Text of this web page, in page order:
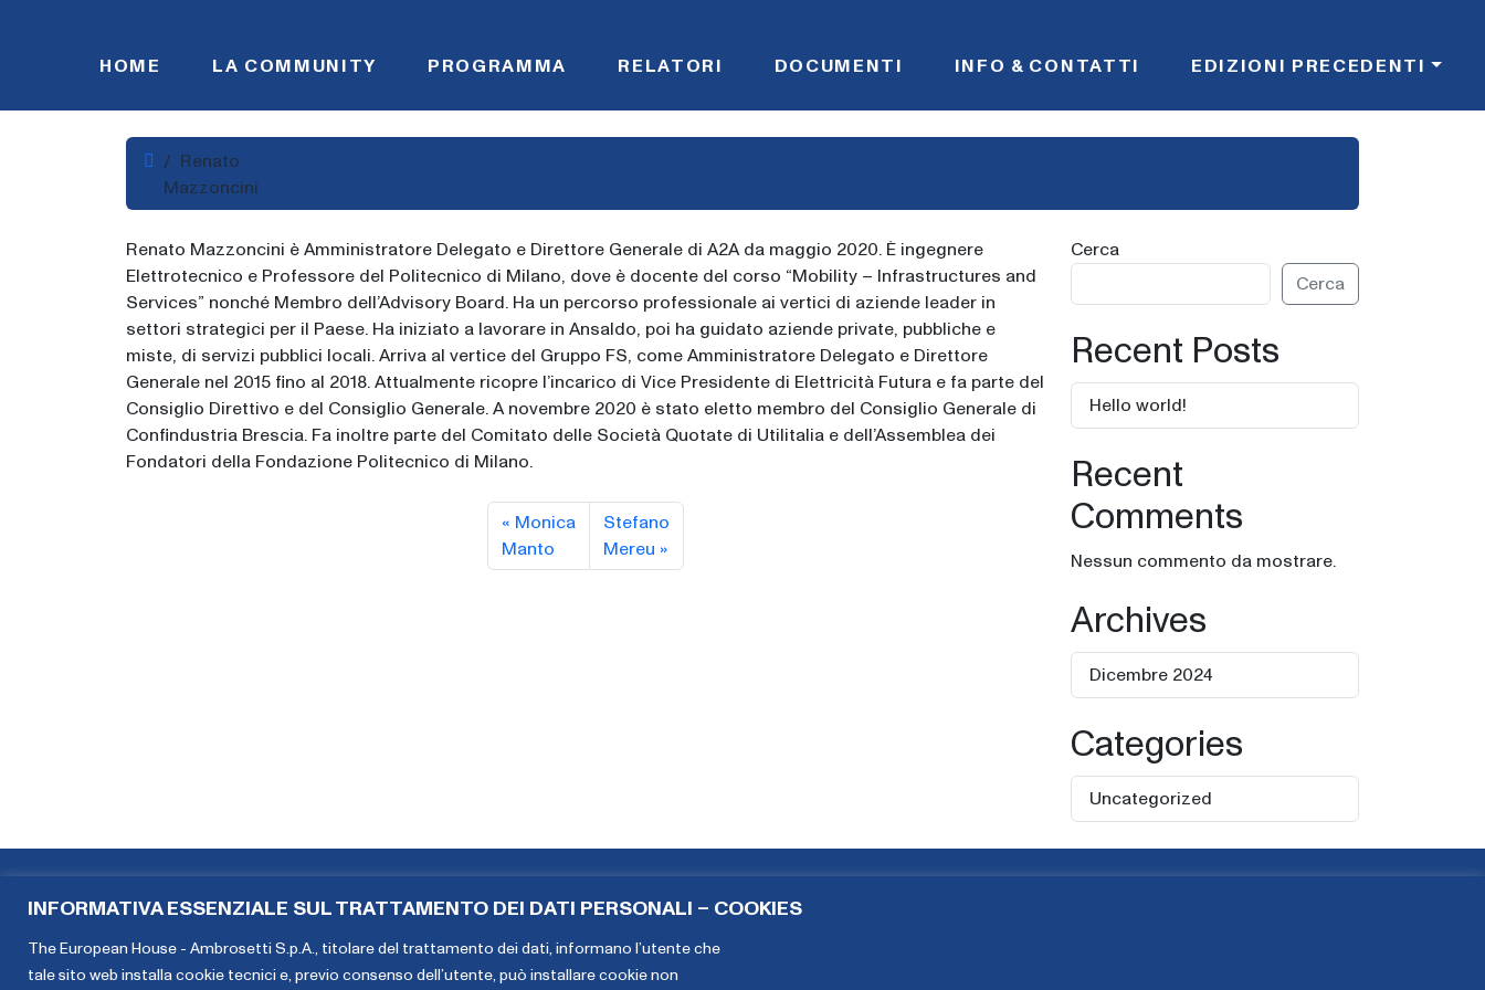
INFORMATIVA ESSENZIALE SUL TRATTAMENTO DEI DATI PERSONALI – COOKIES
The European House - Ambrosetti S.p.A., titolare del trattamento dei dati, informano l’utente che
tale sito web installa cookie tecnici e, previo consenso dell’utente, può installare cookie non
HOME LA COMMUNITY PROGRAMMA RELATORI DOCUMENTI INFO & CONTATTI EDIZIONI PRECEDENTI
HomeRenato
Mazzoncini
Renato Mazzoncini è Amministratore Delegato e Direttore Generale di A2A da maggio 2020. È ingegnere
Elettrotecnico e Professore del Politecnico di Milano, dove è docente del corso “Mobility – Infrastructures and
Services” nonché Membro dell’Advisory Board. Ha un percorso professionale ai vertici di aziende leader in
settori strategici per il Paese. Ha iniziato a lavorare in Ansaldo, poi ha guidato aziende private, pubbliche e
miste, di servizi pubblici locali. Arriva al vertice del Gruppo FS, come Amministratore Delegato e Direttore
Generale nel 2015 fino al 2018. Attualmente ricopre l’incarico di Vice Presidente di Elettricità Futura e fa parte del
Consiglio Direttivo e del Consiglio Generale. A novembre 2020 è stato eletto membro del Consiglio Generale di
Confindustria Brescia. Fa inoltre parte del Comitato delle Società Quotate di Utilitalia e dell’Assemblea dei
Fondatori della Fondazione Politecnico di Milano.
Monica
Manto
Stefano
Mereu
Cerca
Cerca
Recent Posts
Hello world!
Recent
Comments
Nessun commento da mostrare.
Archives
Dicembre 2024
Categories
Uncategorized
Copyright The European House - Ambrosetti - Gennaio 2026